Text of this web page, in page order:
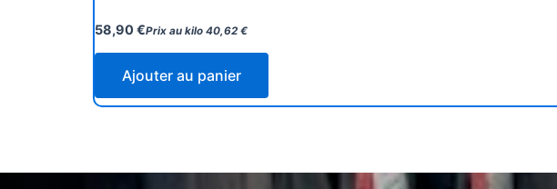
58,90€Prix au kilo 40,62 €
Ajouter au panier